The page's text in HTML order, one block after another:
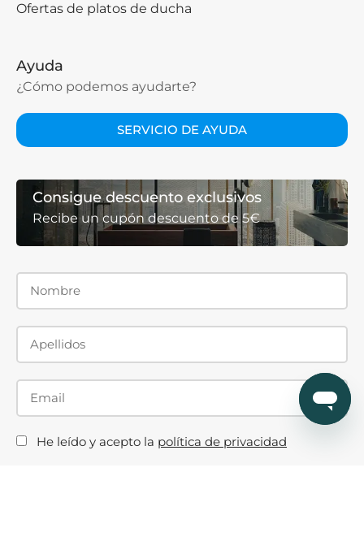
Ofertas de platos de ducha
Ayuda
¿Cómo podemos ayudarte?
SERVICIO DE AYUDA
Consigue descuento exclusivos
Recibe un cupón descuento de 5€
He leído y acepto la política de privacidad